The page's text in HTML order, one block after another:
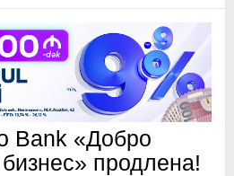
Bank «Добро
продлена!